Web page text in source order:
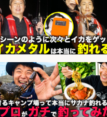
sponsored by 求人ボックス
日本料理・懐石料理/店長・店
/本物を知る大人の隠れ家!魚
酒場あらかぶ 酒場あらかぶ
sponsored by 求人ボックス